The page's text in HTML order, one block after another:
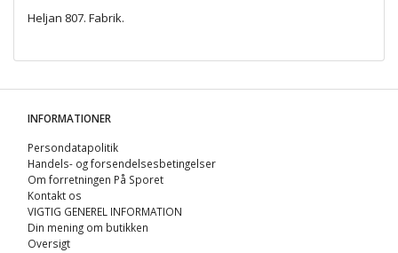
Heljan 807. Fabrik.
INFORMATIONER
Persondatapolitik
Handels- og forsendelsesbetingelser
Om forretningen På Sporet
Kontakt os
VIGTIG GENEREL INFORMATION
Din mening om butikken
Oversigt